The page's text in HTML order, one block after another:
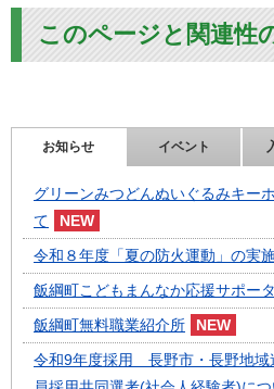
このページと関連性
お知らせ イベント
グリーンみつどんぬいぐるみキー
て
令和８年度「夏の防火運動」の実
飯綱町こどもまんなか応援サポー
飯綱町無料職業紹介所
令和9年度採用 長野市・長野地域